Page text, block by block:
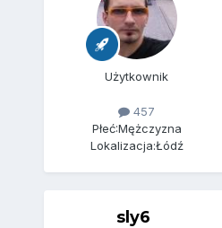
Użytkownik
457
Płeć:Mężczyzna
Lokalizacja:Łódź
sly6